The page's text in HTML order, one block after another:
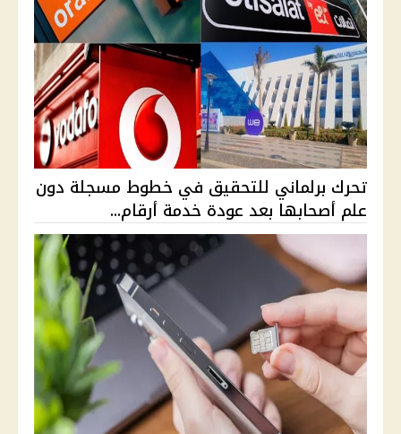
تحرك برلماني للتحقيق في خطوط مسجلة دون
علم أصحابها بعد عودة خدمة أرقام...